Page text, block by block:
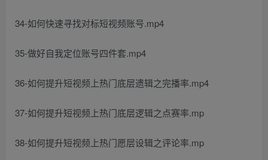
34-如何快速寻找对标短视频账号.mp4
35-做好自我定位账号四件套.mp4
36-如何提升短视频上热门底层遗辑之完播率.mp4
37-如何提升短视频上热门底层逻辑之点赛率.mp
38-如何提升短视频上热门愿层设辑之评论率.mp